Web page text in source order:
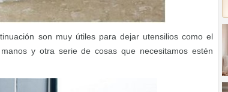
son muy útiles para dejar utensilios como el
y otra serie de cosas que necesitamos estén